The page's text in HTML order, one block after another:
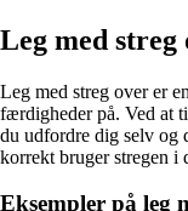
Leg med streg
Leg med streg over er
færdigheder på. Ved at
du udfordre dig selv og
korrekt bruger stregen i
Eksempler på leg